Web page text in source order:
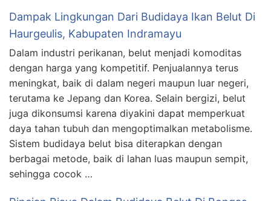
Dampak Lingkungan Dari Budidaya Ikan Belut Di
Haurgeulis, Kabupaten Indramayu
Dalam industri perikanan, belut menjadi komoditas
dengan harga yang kompetitif. Penjualannya terus
meningkat, baik di dalam negeri maupun luar negeri,
terutama ke Jepang dan Korea. Selain bergizi, belut
juga dikonsumsi karena diyakini dapat memperkuat
daya tahan tubuh dan mengoptimalkan metabolisme.
Sistem budidaya belut bisa diterapkan dengan
berbagai metode, baik di lahan luas maupun sempit,
sehingga cocok …